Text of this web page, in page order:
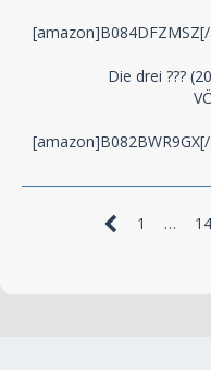
Die drei ???
1 … 14